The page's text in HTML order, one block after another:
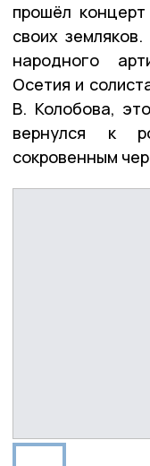
прошёл
своих
народного
Осетия и
В. Колобова,
вернулся к
сокровенным